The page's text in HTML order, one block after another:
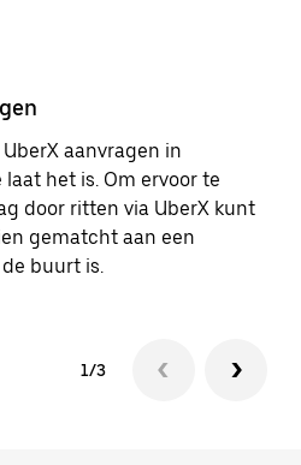
aanvragen in
het is. Om ervoor te
door ritten via UberX kunt
gematcht aan een
buurt is.
1/3